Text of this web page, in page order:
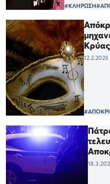
#ΚΛΗΡΩΣΗ
12.2.2025